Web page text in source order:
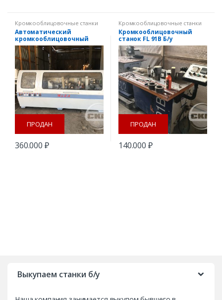
Кромкооблицовочные станки
Автоматический
кромкооблицовочный
станок Mira-6 б/у
ПРОДАН
360.000 ₽
Кромкооблицовочные станки
Кромкооблицовочный
станок FL 91B Б/у
ПРОДАН
140.000 ₽
Выкупаем станки б/у